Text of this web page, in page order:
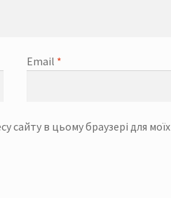
Email *
сайту в цьому браузері для моїх